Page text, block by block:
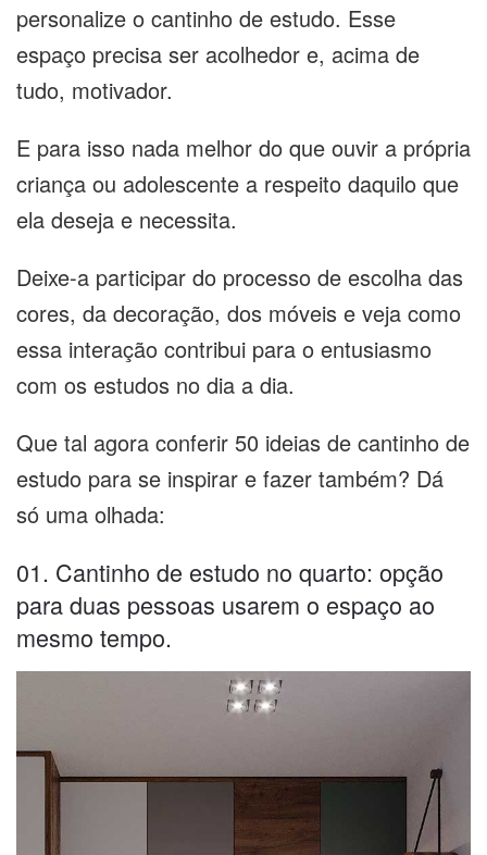
personalize o cantinho de estudo. Esse
espaço precisa ser acolhedor e, acima de
tudo, motivador.
E para isso nada melhor do que ouvir a própria
criança ou adolescente a respeito daquilo que
ela deseja e necessita.
Deixe-a participar do processo de escolha das
cores, da decoração, dos móveis e veja como
essa interação contribui para o entusiasmo
com os estudos no dia a dia.
Que tal agora conferir 50 ideias de cantinho de
estudo para se inspirar e fazer também? Dá
só uma olhada:
01. Cantinho de estudo no quarto: opção
para duas pessoas usarem o espaço ao
mesmo tempo.